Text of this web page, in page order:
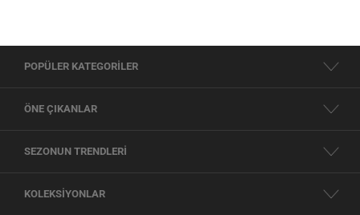
POPÜLER KATEGORİLER
ÖNE ÇIKANLAR
SEZONUN TRENDLERİ
KOLEKSİYONLAR